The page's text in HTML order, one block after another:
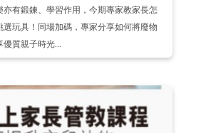
有鍛鍊、學習作用，今期專家教家長怎
玩具！同場加碼，專家分享如何將廢物
質親子時光...